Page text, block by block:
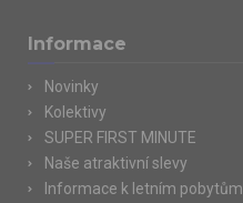
Informace
Novinky
Kolektivy
SUPER FIRST MINUTE
Naše atraktivní slevy
Informace k letním pobytům